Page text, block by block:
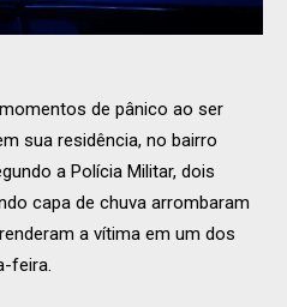
de pânico ao ser
sua residência, no bairro
a Polícia Militar, dois
capa de chuva arrombaram
a vítima em um dos
feira.